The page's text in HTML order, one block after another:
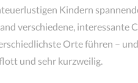
Kindern
verschiedene, interessante
Orte führen –
und sehr kurzweilig.